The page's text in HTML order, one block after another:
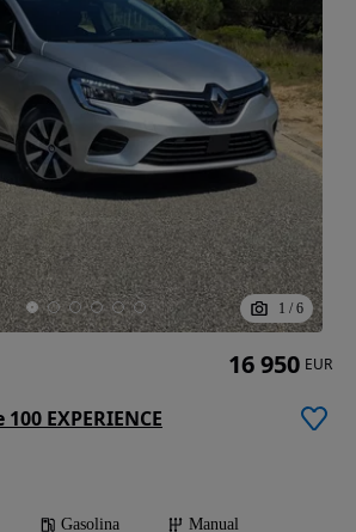
1 / 6
EXPERIENCE
Gasolina
Manual
16 950 EUR